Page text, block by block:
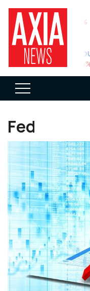
-0,04%
JONES INDUS. AVG
-0,56%
Fed